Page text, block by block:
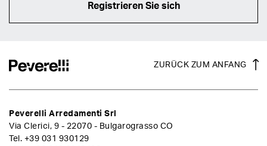
Registrieren Sie sich
ZURÜCK ZUM ANFANG
Peverelli Arredamenti Srl
Via Clerici, 9 - 22070 - Bulgarograsso CO
Tel. +39 031 930129